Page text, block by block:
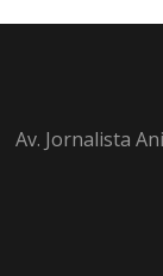
Av. Jornalista